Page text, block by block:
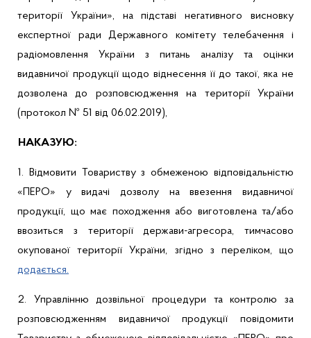
території України», на підставі негативного висновку
експертної ради Державного комітету телебачення і
радіомовлення України з питань аналізу та оцінки
видавничої продукції щодо віднесення її до такої, яка не
дозволена до розповсюдження на території України
(протокол № 51 від 06.02.2019),
НАКАЗУЮ:
1. Відмовити
Товариству з обмеженою відповідальністю
«ПЕРО» у видачі дозволу на ввезення видавничої
продукції, що має походження або виготовлена та/або
ввозиться з території держави-агресора, тимчасово
окупованої території України, згідно з переліком, що
додається.
2. Управлінню дозвільної процедури та контролю за
розповсюдженням видавничої продукції повідомити